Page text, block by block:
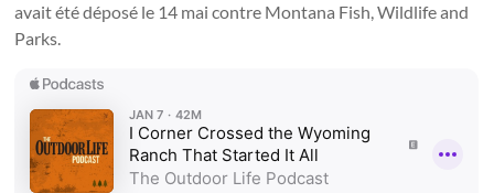
avait été déposé le 14 mai contre Montana Fish, Wildlife and
Parks.